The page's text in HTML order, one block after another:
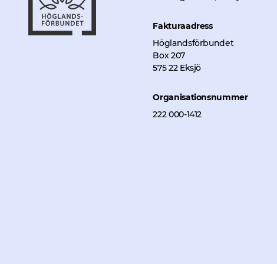
Fakturaadress
Höglandsförbundet
Box 207
575 22 Eksjö
Organisationsnummer
222 000-1412